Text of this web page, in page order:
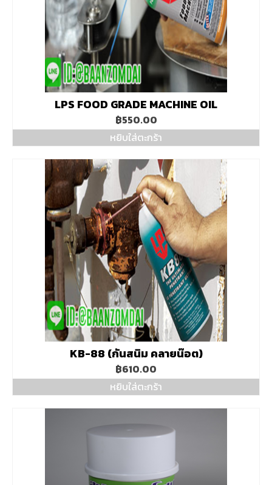
LPS FOOD GRADE MACHINE OIL
฿550.00
หยิบใส่ตะกร้า
KB-88 (กันสนิม คลายน๊อต)
฿610.00
หยิบใส่ตะกร้า